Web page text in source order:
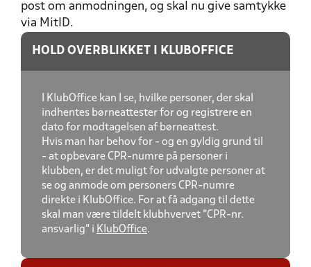
post om anmodningen, og skal nu give samtykke
via MitID.
HOLD OVERBLIKKET I KLUBOFFICE
I KlubOffice kan I se, hvilke personer, der skal
indhentes børneattester for og registrere en
dato for modtagelsen af børneattest.
Hvis man har behov for - og en gyldig grund til
- at opbevare CPR-numre på personer i
klubben, er det muligt for udvalgte personer at
se og anmode om personers CPR-numre
direkte i KlubOffice. For at få adgang til dette
skal man være tildelt klubhvervet "CPR-nr.
ansvarlig" i KlubOffice.